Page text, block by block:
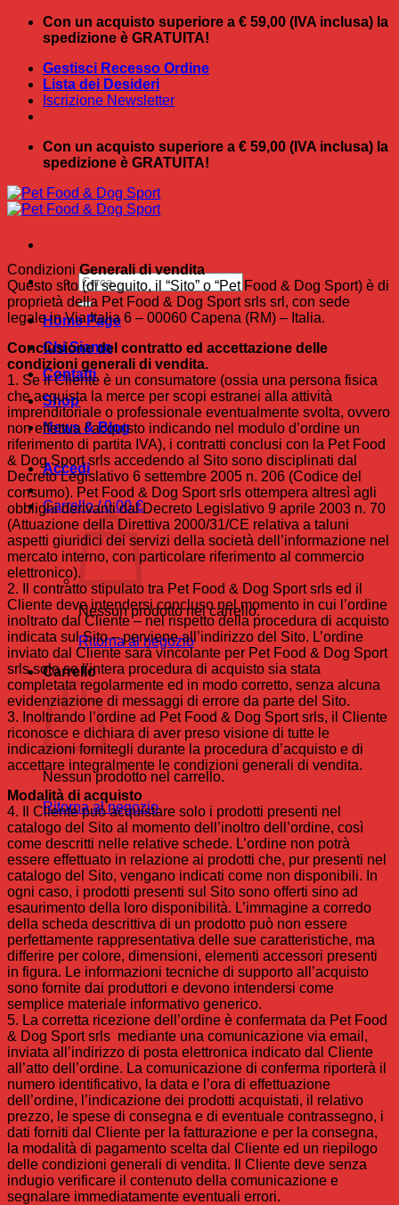
Salta
Con un acquisto superiore a € 59,00 (IVA inclusa) la
spedizione è GRATUITA!
Gestisci Recesso Ordine
Lista dei Desideri
Iscrizione Newsletter
Con un acquisto superiore a € 59,00 (IVA inclusa) la
spedizione è GRATUITA!
Cerca:
Home Page
Chi Siamo
Contatti
Shop
News & Blog
Accedi
Carrello /0,00€
Nessun prodotto nel carrello.
Ritorna al negozio
Carrello
Nessun prodotto nel carrello.
Ritorna al negozio
Condizioni Generali di vendita
Questo sito (di seguito, il “Sito” o “Pet Food & Dog Sport) è di
proprietà della Pet Food & Dog Sport srls srl, con sede
legale in Via Italia 6 – 00060 Capena (RM) – Italia.
Conclusione del contratto ed accettazione delle
condizioni generali di vendita.
1. Se il Cliente è un consumatore (ossia una persona fisica
che acquista la merce per scopi estranei alla attività
imprenditoriale o professionale eventualmente svolta, ovvero
non effettua l’acquisto indicando nel modulo d’ordine un
riferimento di partita IVA), i contratti conclusi con la Pet Food
& Dog Sport srls accedendo al Sito sono disciplinati dal
Decreto Legislativo 6 settembre 2005 n. 206 (Codice del
consumo). Pet Food & Dog Sport srls ottempera altresì agli
obblighi derivanti dal Decreto Legislativo 9 aprile 2003 n. 70
(Attuazione della Direttiva 2000/31/CE relativa a taluni
aspetti giuridici dei servizi della società dell’informazione nel
mercato interno, con particolare riferimento al commercio
elettronico).
2. Il contratto stipulato tra Pet Food & Dog Sport srls ed il
Cliente deve intendersi concluso nel momento in cui l’ordine
inoltrato dal Cliente – nel rispetto della procedura di acquisto
indicata sul Sito – perviene all’indirizzo del Sito. L’ordine
inviato dal Cliente sarà vincolante per Pet Food & Dog Sport
srls solo se l’intera procedura di acquisto sia stata
completata regolarmente ed in modo corretto, senza alcuna
evidenziazione di messaggi di errore da parte del Sito.
3. Inoltrando l’ordine ad Pet Food & Dog Sport srls, il Cliente
riconosce e dichiara di aver preso visione di tutte le
indicazioni fornitegli durante la procedura d’acquisto e di
accettare integralmente le condizioni generali di vendita.
Modalità di acquisto
4. Il Cliente può acquistare solo i prodotti presenti nel
catalogo del Sito al momento dell’inoltro dell’ordine, così
come descritti nelle relative schede. L’ordine non potrà
essere effettuato in relazione ai prodotti che, pur presenti nel
catalogo del Sito, vengano indicati come non disponibili. In
ogni caso, i prodotti presenti sul Sito sono offerti sino ad
esaurimento della loro disponibilità. L’immagine a corredo
della scheda descrittiva di un prodotto può non essere
perfettamente rappresentativa delle sue caratteristiche, ma
differire per colore, dimensioni, elementi accessori presenti
in figura. Le informazioni tecniche di supporto all’acquisto
sono fornite dai produttori e devono intendersi come
semplice materiale informativo generico.
5. La corretta ricezione dell’ordine è confermata da Pet Food
& Dog Sport srls mediante una comunicazione via email,
inviata all’indirizzo di posta elettronica indicato dal Cliente
all’atto dell’ordine. La comunicazione di conferma riporterà il
numero identificativo, la data e l’ora di effettuazione
dell’ordine, l’indicazione dei prodotti acquistati, il relativo
prezzo, le spese di consegna e di eventuale contrassegno, i
dati forniti dal Cliente per la fatturazione e per la consegna,
la modalità di pagamento scelta dal Cliente ed un riepilogo
delle condizioni generali di vendita. Il Cliente deve senza
indugio verificare il contenuto della comunicazione e
segnalare immediatamente eventuali errori.